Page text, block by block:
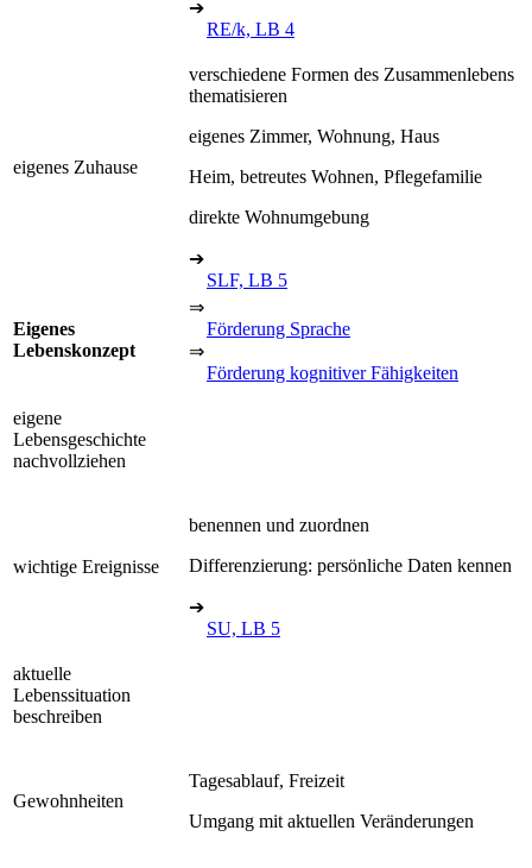
➔
RE/k, LB 4
eigenes Zuhause
verschiedene Formen des Zusammenlebens
thematisieren
eigenes Zimmer, Wohnung, Haus
Heim, betreutes Wohnen, Pflegefamilie
direkte Wohnumgebung
➔
SLF, LB 5
Eigenes
Lebenskonzept
⇒
Förderung Sprache
⇒
Förderung kognitiver Fähigkeiten
eigene
Lebensgeschichte
nachvollziehen
wichtige Ereignisse
benennen und zuordnen
Differenzierung: persönliche Daten kennen
➔
SU, LB 5
aktuelle
Lebenssituation
beschreiben
Gewohnheiten
Tagesablauf, Freizeit
Umgang mit aktuellen Veränderungen